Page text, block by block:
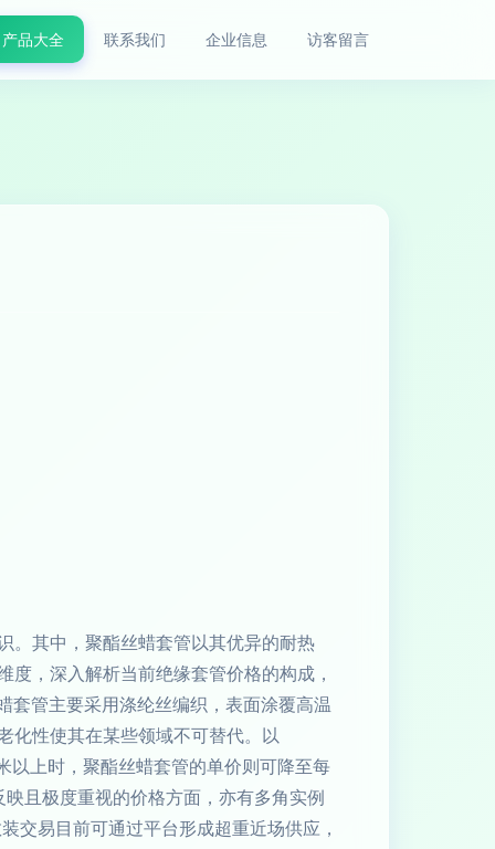
产品大全 联系我们 企业信息 访客留言
。其中，聚酯丝蜡套管以其优异的耐热
，深入解析当前绝缘套管价格的构成，
套管主要采用涤纶丝编织，表面涂覆高温
化性使其在某些领域不可替代。以
以上时，聚酯丝蜡套管的单价则可降至每
且极度重视的价格方面，亦有多角实例
交易目前可通过平台形成超重近场供应，